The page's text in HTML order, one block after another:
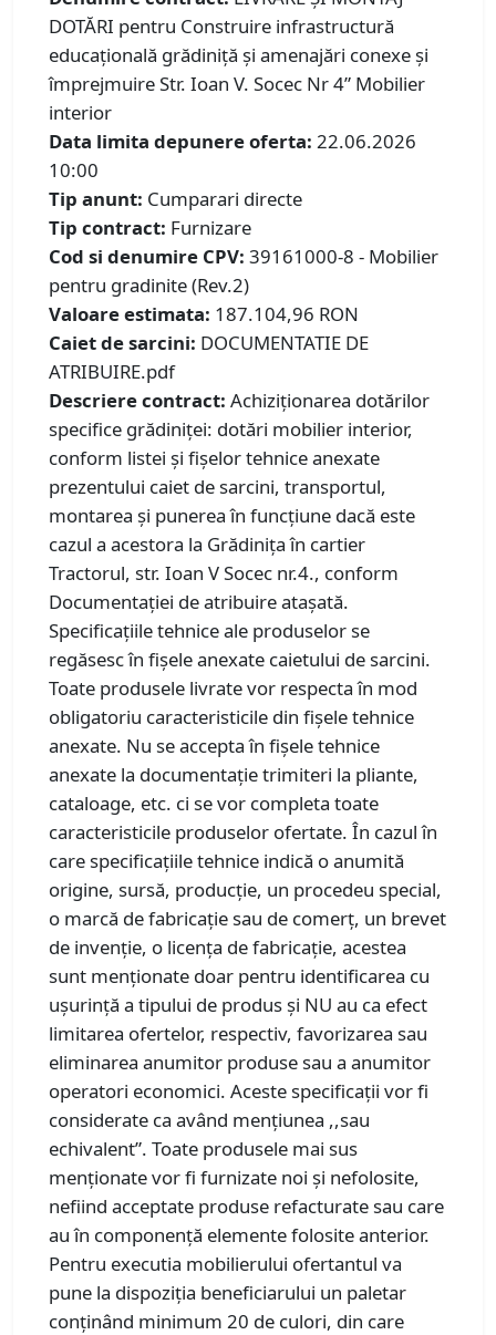
DOTĂRI pentru Construire infrastructură
educațională grădiniță și amenajări conexe și
împrejmuire Str. Ioan V. Socec Nr 4” Mobilier
interior
Data limita depunere oferta: 22.06.2026
10:00
Tip anunt: Cumparari directe
Tip contract: Furnizare
Cod si denumire CPV: 39161000-8 - Mobilier
pentru gradinite (Rev.2)
Valoare estimata: 187.104,96 RON
Caiet de sarcini: DOCUMENTATIE DE
ATRIBUIRE.pdf
Descriere contract: Achiziţionarea dotărilor
specifice grădiniței: dotări mobilier interior,
conform listei și fişelor tehnice anexate
prezentului caiet de sarcini, transportul,
montarea şi punerea în funcţiune dacă este
cazul a acestora la Grădinița în cartier
Tractorul, str. Ioan V Socec nr.4., conform
Documentației de atribuire atașată.
Specificaţiile tehnice ale produselor se
regăsesc în fişele anexate caietului de sarcini.
Toate produsele livrate vor respecta în mod
obligatoriu caracteristicile din fişele tehnice
anexate. Nu se accepta în fişele tehnice
anexate la documentaţie trimiteri la pliante,
cataloage, etc. ci se vor completa toate
caracteristicile produselor ofertate. În cazul în
care specificaţiile tehnice indică o anumită
origine, sursă, producţie, un procedeu special,
o marcă de fabricaţie sau de comerţ, un brevet
de invenţie, o licenţa de fabricaţie, acestea
sunt menţionate doar pentru identificarea cu
uşurinţă a tipului de produs şi NU au ca efect
limitarea ofertelor, respectiv, favorizarea sau
eliminarea anumitor produse sau a anumitor
operatori economici. Aceste specificaţii vor fi
considerate ca având menţiunea ,,sau
echivalent”. Toate produsele mai sus
menţionate vor fi furnizate noi şi nefolosite,
nefiind acceptate produse refacturate sau care
au în componenţă elemente folosite anterior.
Pentru executia mobilierului ofertantul va
pune la dispoziția beneficiarului un paletar
conținând minimum 20 de culori, din care